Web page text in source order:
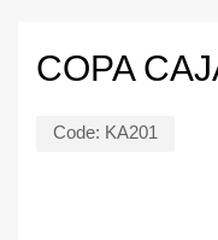
COPA
Code: KA201